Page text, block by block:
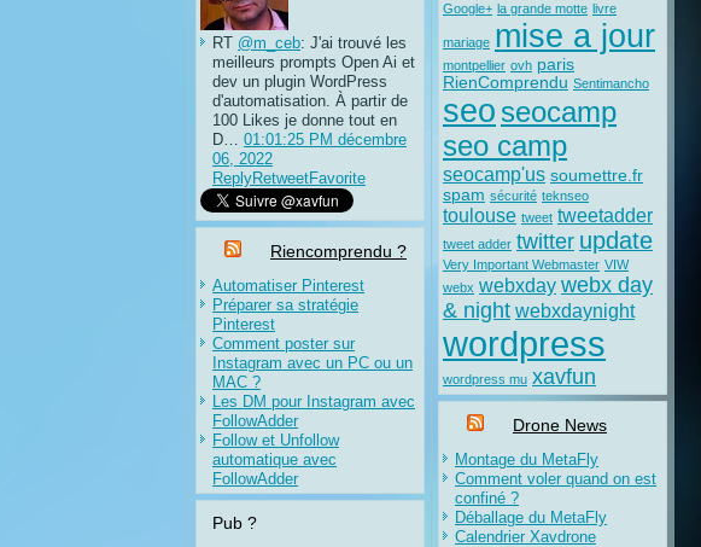
RT @m_ceb: J'ai trouvé les
meilleurs prompts Open Ai et
dev un plugin WordPress
d'automatisation. À partir de
100 Likes je donne tout en
D… 01:01:25 PM décembre
06, 2022
ReplyRetweetFavorite
Riencomprendu ?
Automatiser Pinterest
Préparer sa stratégie
Pinterest
Comment poster sur
Instagram avec un PC ou un
MAC ?
Les DM pour Instagram avec
FollowAdder
Follow et Unfollow
automatique avec
FollowAdder
Pub ?
Google+ la grande motte livre
mariage mise a jour
montpellier ovh paris
RienComprendu Sentimancho
seo seocamp
seo camp
seocamp'us soumettre.fr
spam sécurité teknseo
toulouse tweet tweetadder
tweet adder twitter update
Very Important Webmaster VIW
webx webxday webx day
& night webxdaynight
wordpress
wordpress mu xavfun
Drone News
Montage du MetaFly
Comment voler quand on est
confiné ?
Déballage du MetaFly
Calendrier Xavdrone